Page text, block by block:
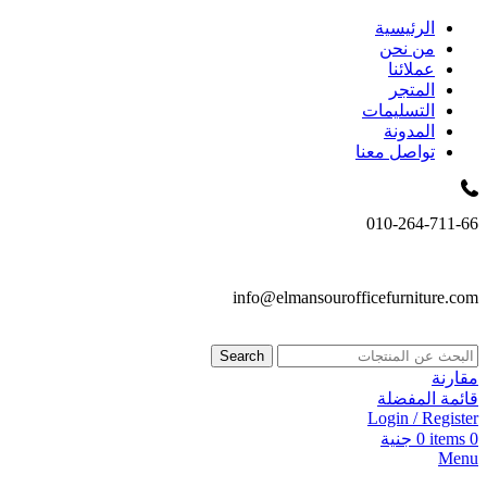
الرئيسية
من نحن
عملائنا
المتجر
التسليمات
المدونة
تواصل معنا
010-264-711-66
info@elmansourofficefurniture.com
Search
مقارنة
قائمة المفضلة
Login / Register
0
items
0 جنية
Menu